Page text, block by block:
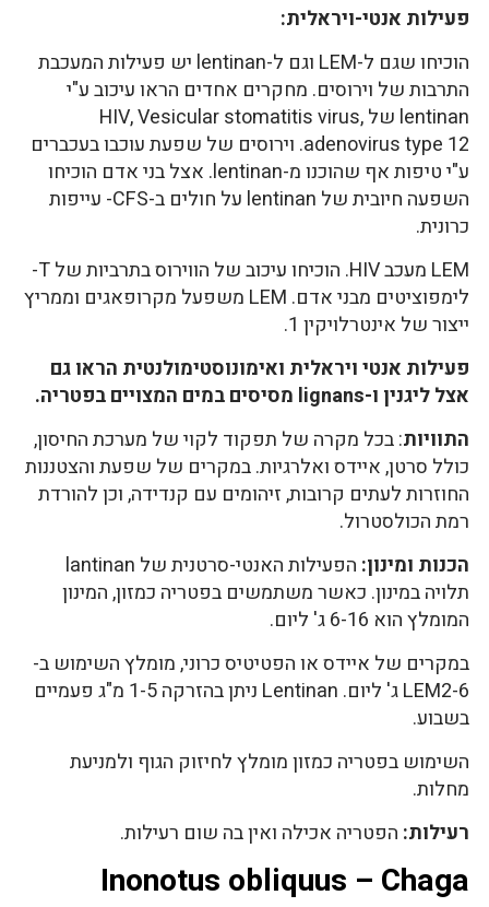
פעילות אנטי-ויראלית:
הוכיחו שגם ל-LEM וגם ל-lentinan יש פעילות המעכבת
התרבות של וירוסים. מחקרים אחדים הראו עיכוב ע"י
lentinan של HIV, Vesicular stomatitis virus,
adenovirus type 12. וירוסים של שפעת עוכבו בעכברים
ע"י טיפות אף שהוכנו מ-lentinan. אצל בני אדם הוכיחו
השפעה חיובית של lentinan על חולים ב-CFS- עייפות
כרונית.
LEM מעכב HIV. הוכיחו עיכוב של הווירוס בתרביות של T-
לימפוציטים מבני אדם. LEM משפעל מקרופאגים וממריץ
ייצור של אינטרלויקין 1.
פעילות אנטי ויראלית ואימונוסטימולנטית הראו גם
אצל ליגנין ו-lignans מסיסים במים המצויים בפטריה.
התוויות: בכל מקרה של תפקוד לקוי של מערכת החיסון,
כולל סרטן, איידס ואלרגיות. במקרים של שפעת והצטננות
החוזרות לעתים קרובות, זיהומים עם קנדידה, וכן להורדת
רמת הכולסטרול.
הכנות ומינון:
הפעילות האנטי-סרטנית של lantinan
תלויה במינון. כאשר משתמשים בפטריה כמזון, המינון
המומלץ הוא 6-16 ג' ליום.
במקרים של איידס או הפטיטיס כרוני, מומלץ השימוש ב-
LEM2-6 ג' ליום. Lentinan ניתן בהזרקה 1-5 מ"ג פעמיים
בשבוע.
השימוש בפטריה כמזון מומלץ לחיזוק הגוף ולמניעת
מחלות.
רעילות: הפטריה אכילה ואין בה שום רעילות.
Inonotus obliquus – Chaga